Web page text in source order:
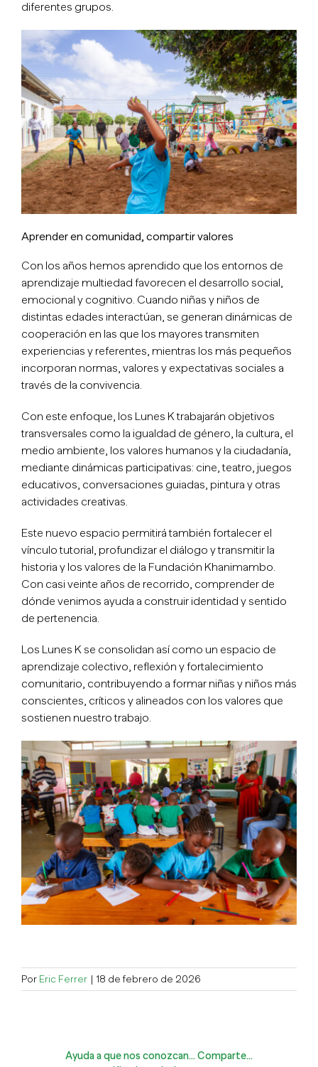
diferentes grupos.
Aprender en comunidad, compartir valores
Con los años hemos aprendido que los entornos de
aprendizaje multiedad favorecen el desarrollo social,
emocional y cognitivo. Cuando niñas y niños de
distintas edades interactúan, se generan dinámicas de
cooperación en las que los mayores transmiten
experiencias y referentes, mientras los más pequeños
incorporan normas, valores y expectativas sociales a
través de la convivencia.
Con este enfoque, los Lunes K trabajarán objetivos
transversales como la igualdad de género, la cultura, el
medio ambiente, los valores humanos y la ciudadanía,
mediante dinámicas participativas: cine, teatro, juegos
educativos, conversaciones guiadas, pintura y otras
actividades creativas.
Este nuevo espacio permitirá también fortalecer el
vínculo tutorial, profundizar el diálogo y transmitir la
historia y los valores de la Fundación Khanimambo.
Con casi veinte años de recorrido, comprender de
dónde venimos ayuda a construir identidad y sentido
de pertenencia.
Los Lunes K se consolidan así como un espacio de
aprendizaje colectivo, reflexión y fortalecimiento
comunitario, contribuyendo a formar niñas y niños más
conscientes, críticos y alineados con los valores que
sostienen nuestro trabajo.
Por Eric Ferrer | 18 de febrero de 2026
Ayuda a que nos conozcan... Comparte...